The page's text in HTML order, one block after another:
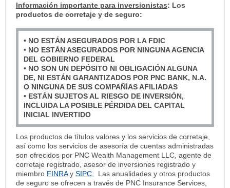
Información importante para inversionistas: Los
productos de corretaje y de seguro:
• NO ESTÁN ASEGURADOS POR LA FDIC
• NO ESTÁN ASEGURADOS POR NINGUNA AGENCIA
DEL GOBIERNO FEDERAL
• NO SON UN DEPÓSITO NI OBLIGACIÓN ALGUNA
DE, NI ESTÁN GARANTIZADOS POR PNC BANK, N.A.
O NINGUNA DE SUS COMPAÑÍAS AFILIADAS
• ESTÁN SUJETOS AL RIESGO DE INVERSIÓN,
INCLUIDA LA POSIBLE PÉRDIDA DEL CAPITAL
INICIAL INVERTIDO
Los productos de títulos valores y los servicios de corretaje,
así como los servicios de asesoría de cuentas administradas
son ofrecidos por PNC Wealth Management LLC, agente de
corretaje registrado, asesor de inversiones registrado y
miembro FINRAy SIPC.
Las anualidades y otros productos
de seguro se ofrecen a través de PNC Insurance Services,